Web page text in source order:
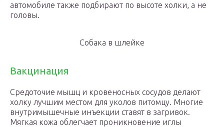
автомобиле также подбирают по высоте холки, а не
головы.
Собака в шлейке
Вакцинация
Средоточие мышц и кровеносных сосудов делают
холку лучшим местом для уколов питомцу. Многие
внутримышечные инъекции ставят в загривок.
Мягкая кожа облегчает проникновение иглы